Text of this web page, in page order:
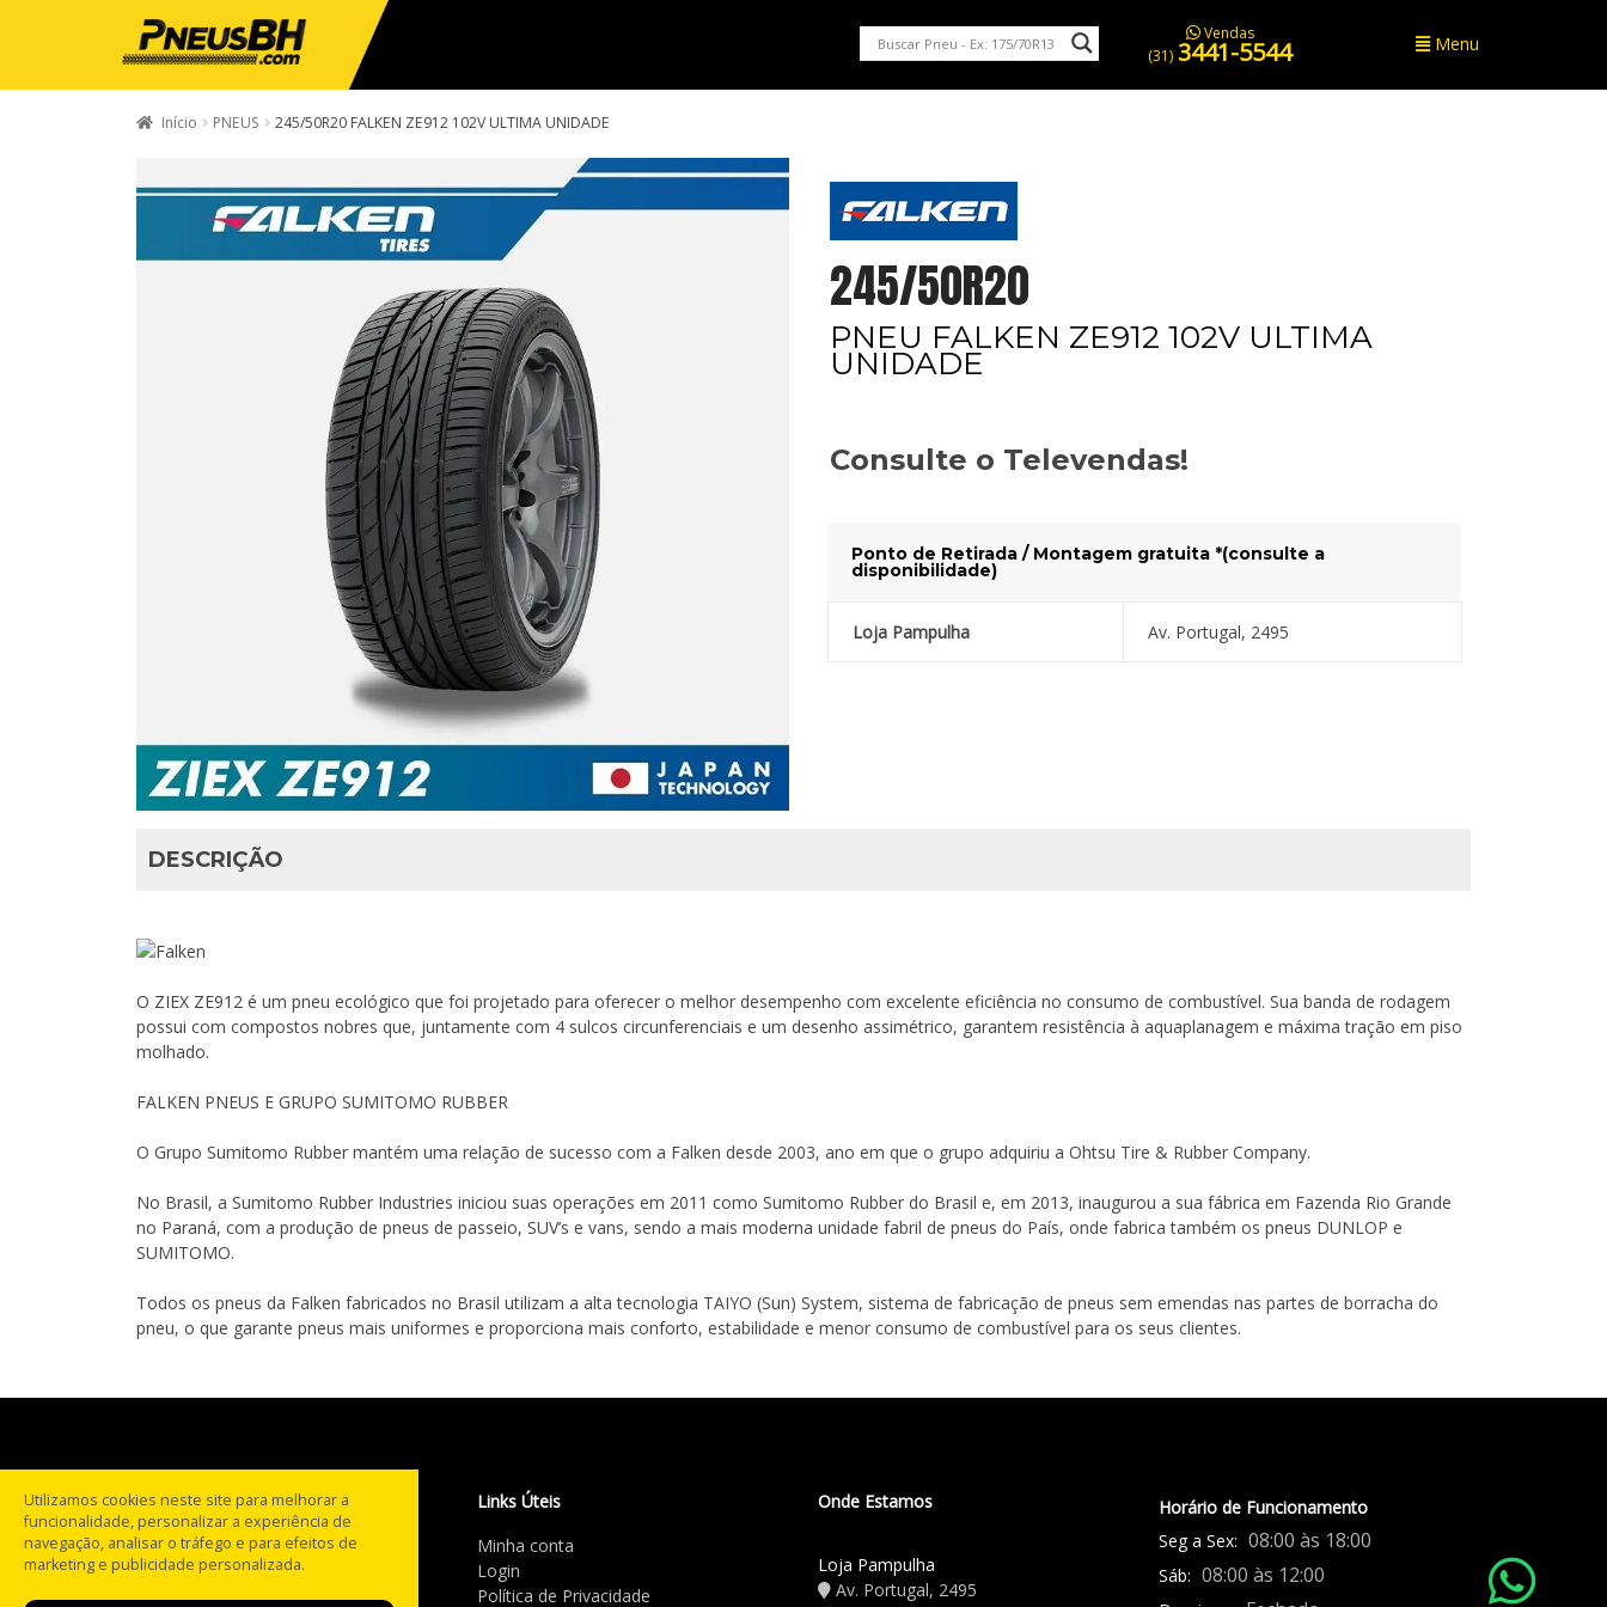
Vendas
(31) 3441-5544 Menu
Início PNEUS 245/50R20 FALKEN ZE912 102V ULTIMA UNIDADE
245/50R20
PNEU FALKEN ZE912 102V ULTIMA
UNIDADE
Consulte o Televendas!
Ponto de Retirada / Montagem gratuita *(consulte a
disponibilidade)
Loja Pampulha Av. Portugal, 2495
DESCRIÇÃO
O ZIEX ZE912 é um pneu ecológico que foi projetado para oferecer o melhor desempenho com excelente eficiência no consumo de combustível. Sua banda de rodagem
possui com compostos nobres que, juntamente com 4 sulcos circunferenciais e um desenho assimétrico, garantem resistência à aquaplanagem e máxima tração em piso
molhado.
FALKEN PNEUS E GRUPO SUMITOMO RUBBER
O Grupo Sumitomo Rubber mantém uma relação de sucesso com a Falken desde 2003, ano em que o grupo adquiriu a Ohtsu Tire & Rubber Company.
No Brasil, a Sumitomo Rubber Industries iniciou suas operações em 2011 como Sumitomo Rubber do Brasil e, em 2013, inaugurou a sua fábrica em Fazenda Rio Grande
no Paraná, com a produção de pneus de passeio, SUV’s e vans, sendo a mais moderna unidade fabril de pneus do País, onde fabrica também os pneus DUNLOP e
SUMITOMO.
Todos os pneus da Falken fabricados no Brasil utilizam a alta tecnologia TAIYO (Sun) System, sistema de fabricação de pneus sem emendas nas partes de borracha do
pneu, o que garante pneus mais uniformes e proporciona mais conforto, estabilidade e menor consumo de combustível para os seus clientes.
Com mais de 20 anos na
Links Úteis
Minha conta
Login
Política de Privacidade
Onde Estamos
Loja Pampulha
Av. Portugal, 2495
Horário de Funcionamento
Seg a Sex: 08:00 às 18:00
Sáb: 08:00 às 12:00
Utilizamos cookies neste site para melhorar a
funcionalidade, personalizar a experiência de
navegação, analisar o tráfego e para efeitos de
marketing e publicidade personalizada.